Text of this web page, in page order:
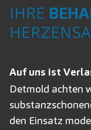
IHRE
Auf uns ist
Detmold achten
den Einsatz